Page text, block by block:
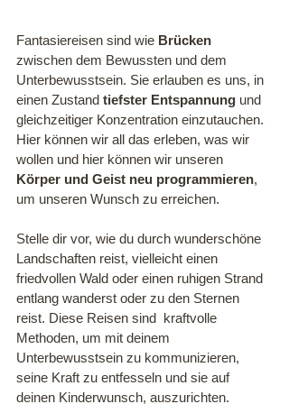
Fantasiereisen sind wie Brücken
zwischen dem Bewussten und dem
Unterbewusstsein. Sie erlauben es uns, in
einen Zustand tiefster Entspannung und
gleichzeitiger Konzentration einzutauchen.
Hier können wir all das erleben, was wir
wollen und hier können wir unseren
Körper und Geist neu programmieren,
um unseren Wunsch zu erreichen.
Stelle dir vor, wie du durch wunderschöne
Landschaften reist, vielleicht einen
friedvollen Wald oder einen ruhigen Strand
entlang wanderst oder zu den Sternen
reist. Diese Reisen sind  kraftvolle
Methoden, um mit deinem
Unterbewusstsein zu kommunizieren,
seine Kraft zu entfesseln und sie auf
deinen Kinderwunsch, auszurichten.